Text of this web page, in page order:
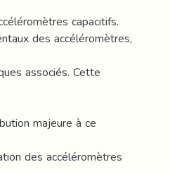
capacitifs.
des accéléromètres,
associés. Cette
majeure à ce
des accéléromètres